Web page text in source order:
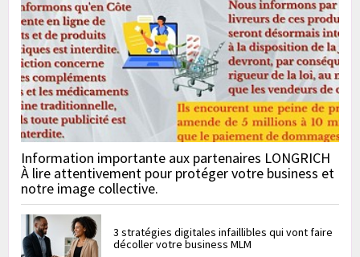
Information importante aux partenaires LONGRICH
À lire attentivement pour protéger votre business et
notre image collective.
3 stratégies digitales infaillibles qui vont faire
décoller votre business MLM